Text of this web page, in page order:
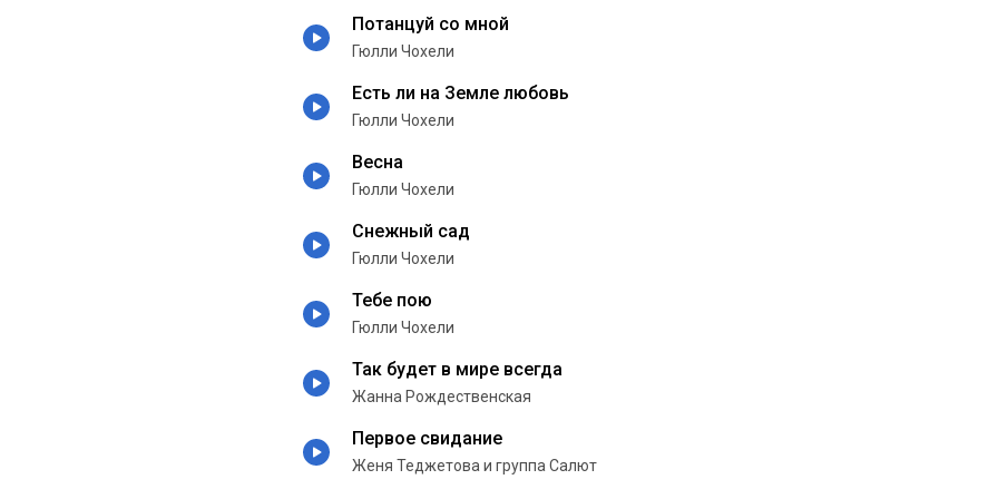
Потанцуй со мной
Гюлли Чохели
Есть ли на Земле любовь
Гюлли Чохели
Весна
Гюлли Чохели
Снежный сад
Гюлли Чохели
Тебе пою
Гюлли Чохели
Так будет в мире всегда
Жанна Рождественская
Первое свидание
Женя Теджетова и группа Салют